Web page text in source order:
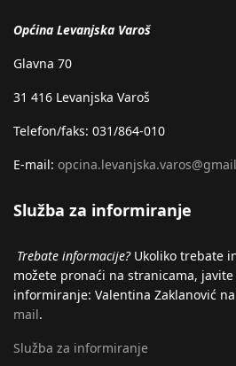
Općina Levanjska Varoš
Glavna 70
31 416 Levanjska Varoš
Telefon/faks: 031/864-010
E-mail:
Služba za informiranje
Trebate informacije?Ukoliko trebate
možete pronaći na stranicama,
informiranje: Valentina Zaklanović
mail.
Služba za informiranje